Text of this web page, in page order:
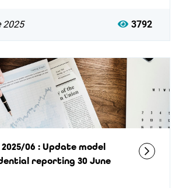
2025 3792
06 : Update model
reporting 30 June